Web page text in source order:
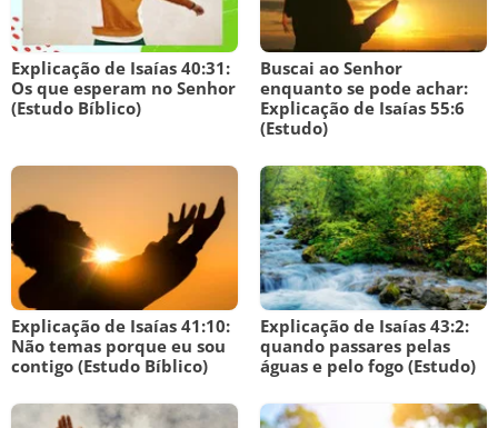
Explicação de Isaías 40:31:
Os que esperam no Senhor
(Estudo Bíblico)
Buscai ao Senhor
enquanto se pode achar:
Explicação de Isaías 55:6
(Estudo)
Explicação de Isaías 41:10:
Não temas porque eu sou
contigo (Estudo Bíblico)
Explicação de Isaías 43:2:
quando passares pelas
águas e pelo fogo (Estudo)